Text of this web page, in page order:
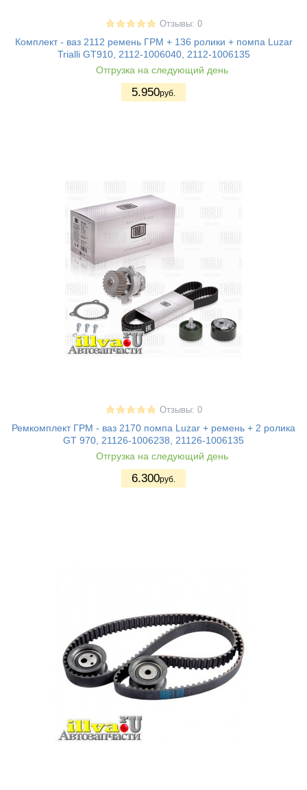
Отзывы: 0
Комплект - ваз 2112 ремень ГРМ + 136 ролики + помпа Luzar
Trialli GT910, 2112-1006040, 2112-1006135
Отгрузка на следующий день
5.950руб.
Отзывы: 0
Ремкомплект ГРМ - ваз 2170 помпа Luzar + ремень + 2 ролика
GT 970, 21126-1006238, 21126-1006135
Отгрузка на следующий день
6.300руб.